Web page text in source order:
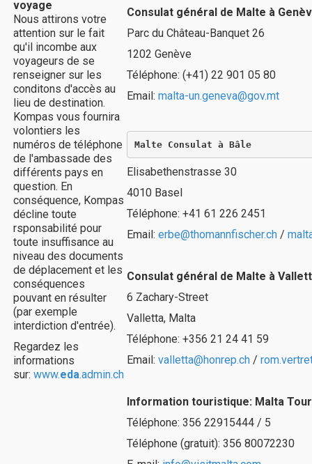
voyage
Nous attirons votre
attention sur le fait
qu'il incombe aux
voyageurs de se
renseigner sur les
conditons d'accès au
lieu de destination.
Kompas vous fournira
volontiers les
numéros de téléphone
de l'ambassade des
différents pays en
question. En
conséquence, Kompas
décline toute
rsponsabilité pour
toute insuffisance au
niveau des documents
de déplacement et les
conséquences
pouvant en résulter
(par exemple
interdiction d'entrée).
Regardez les
informations
sur: www.eda.admin.ch
Consulat général de Malte à
Parc du Château-Banquet 26
1202 Genève
Téléphone: (+41) 22 901 05 80
Email: malta-un.geneva@gov.mt
Malte Consulat à Bâle
Elisabethenstrasse 30
4010 Basel
Téléphone: +41 61 226 2451
Email: erbe@thomannfischer.ch /
Consulat général de Malte à
6 Zachary-Street
Valletta, Malta
Téléphone: +356 21 24 41 59
Email: valletta@honrep.ch /
Information touristique: Malta
Téléphone: 356 22915444 / 5
Téléphone (gratuit): 356 80072230